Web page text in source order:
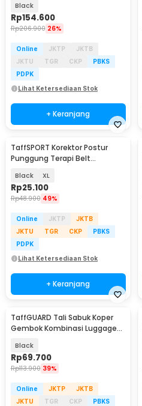
Black
Rp154.600
Rp206.900 26%
Online JKTP
JKTB
JKTU
TGR CKP
PBKS
PDPK
Lihat Ketersediaan Stok
+ Keranjang
TaffSPORT Korektor Postur
Punggung Terapi Belt
Black XL
Rp25.100
Rp48.900 49%
Online JKTP
JKTB
JKTU
TGR CKP
PBKS
PDPK
Lihat Ketersediaan Stok
+ Keranjang
TaffGUARD Tali Sabuk Koper
Gembok Kombinasi Luggage
Black
Rp69.700
Rp113.900 39%
Online JKTP
JKTB
JKTU
TGR CKP
PBKS